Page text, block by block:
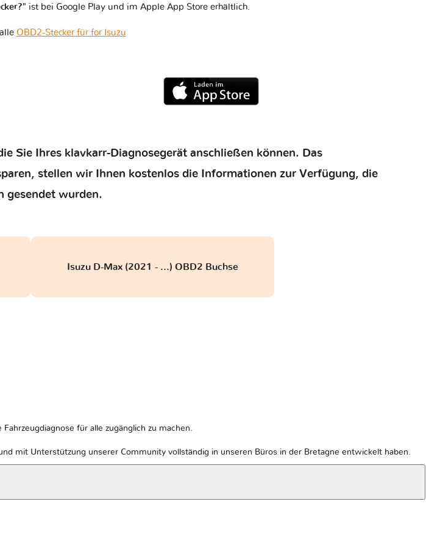
ist bei Google Play und im Apple App Store erhältlich.
OBD2-Stecker für for Isuzu
Sie Ihres klavkarr-Diagnosegerät anschließen können. Das
stellen wir Ihnen kostenlos die Informationen zur Verfügung, die
gesendet wurden.
Isuzu D-Max (2021 - ...) OBD2 Buchse
für alle zugänglich zu machen.
mit Unterstützung unserer Community vollständig in unseren Büros in der Bretagne entwickelt haben.